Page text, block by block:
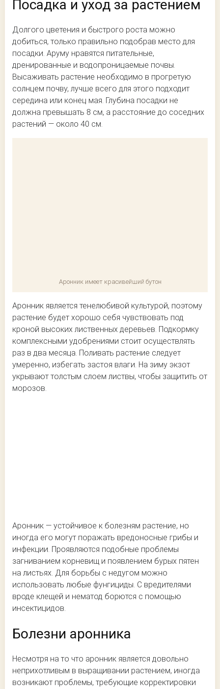
Посадка и уход за растением
Долгого цветения и быстрого роста можно
добиться, только правильно подобрав место для
посадки. Аруму нравятся питательные,
дренированные и водопроницаемые почвы.
Высаживать растение необходимо в прогретую
солнцем почву, лучше всего для этого подходит
середина или конец мая. Глубина посадки не
должна превышать 8 см, а расстояние до соседних
растений — около 40 см.
Аронник имеет красивейший бутон
Аронник является тенелюбивой культурой, поэтому
растение будет хорошо себя чувствовать под
кроной высоких лиственных деревьев. Подкормку
комплексными удобрениями стоит осуществлять
раз в два месяца. Поливать растение следует
умеренно, избегать застоя влаги. На зиму экзот
укрывают толстым слоем листвы, чтобы защитить от
морозов.
Аронник — устойчивое к болезням растение, но
иногда его могут поражать вредоносные грибы и
инфекции. Проявляются подобные проблемы
загниванием корневищ и появлением бурых пятен
на листьях. Для борьбы с недугом можно
использовать любые фунгициды. С вредителями
вроде клещей и нематод борются с помощью
инсектицидов.
Болезни аронника
Несмотря на то что аронник является довольно
неприхотливым в выращивании растением, иногда
возникают проблемы, требующие корректировки